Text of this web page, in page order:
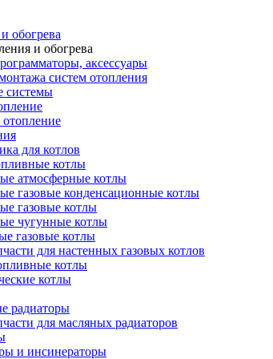
обогрева
и обогрева
аксессуары
систем отопления
системы
для котлов
котлы
атмосферные котлы
газовые конденсационные котлы
газовые котлы
чугунные котлы
газовые котлы
для настенных газовых котлов
котлы
котлы
радиаторы
для масляных радиаторов
и инсинераторы